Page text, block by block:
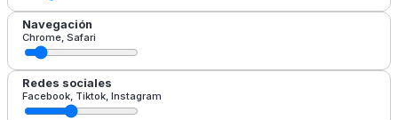
Navegación
Chrome, Safari
Redes sociales
Facebook, Tiktok, Instagram